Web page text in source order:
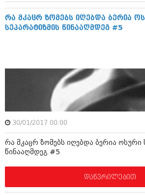
აგვისტო 2017 (212)
ივლისი 2017 (233)
თებერვალი 2017 (205)
იანვარი 2017 (246)
დეკემბერი 2016 (207)
ნოემბერი 2016 (207)
ოქტომბერი 2016 (257)
სექტემბერი 2016 (224)
აგვისტო 2016 (258)
ივლისი 2016 (211)
ივნისი 2016 (221)
მარტი 2016 (200)
თებერვალი 2016 (250)
რა მკაცრ ზომებს იღებდა ბერია
სეპარატიზმის წინააღმდეგ #5
30/01/2017 00:00
რა მკაცრ ზომებს იღებდა ბერია ოსური
წინააღმდეგ #5
დაწვრილებით